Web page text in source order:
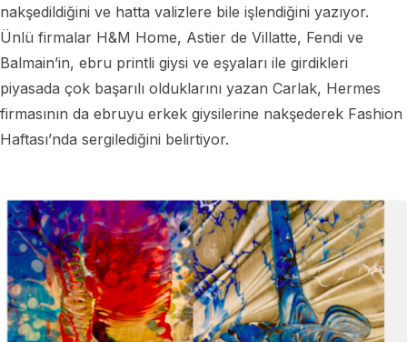
nakşedildiğini ve hatta valizlere bile işlendiğini yazıyor.
Ünlü firmalar H&M Home, Astier de Villatte, Fendi ve
Balmain’in, ebru printli giysi ve eşyaları ile girdikleri
piyasada çok başarılı olduklarını yazan Carlak, Hermes
firmasının da ebruyu erkek giysilerine nakşederek Fashion
Haftası’nda sergilediğini belirtiyor.